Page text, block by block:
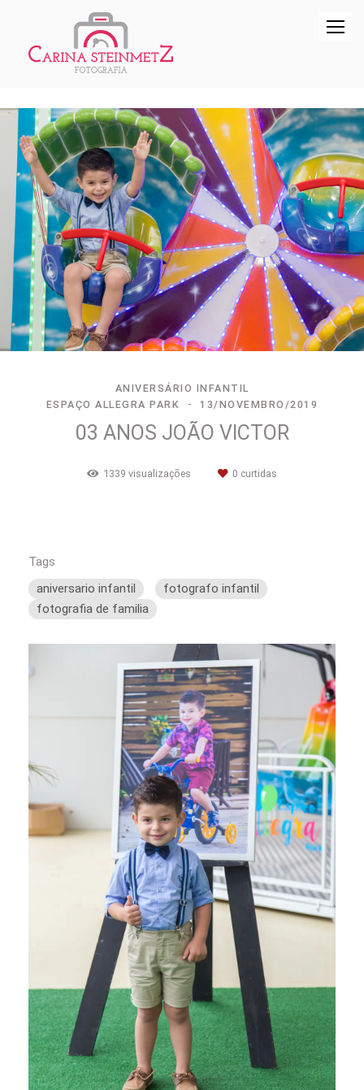
ANIVERSÁRIO INFANTIL
ESPAÇO ALLEGRA PARK
13/NOVEMBRO/2019
03 ANOS JOÃO VICTOR
1339 visualizações 0 curtidas
Tags
aniversario infantil
fotografo infantil
fotografia de familia